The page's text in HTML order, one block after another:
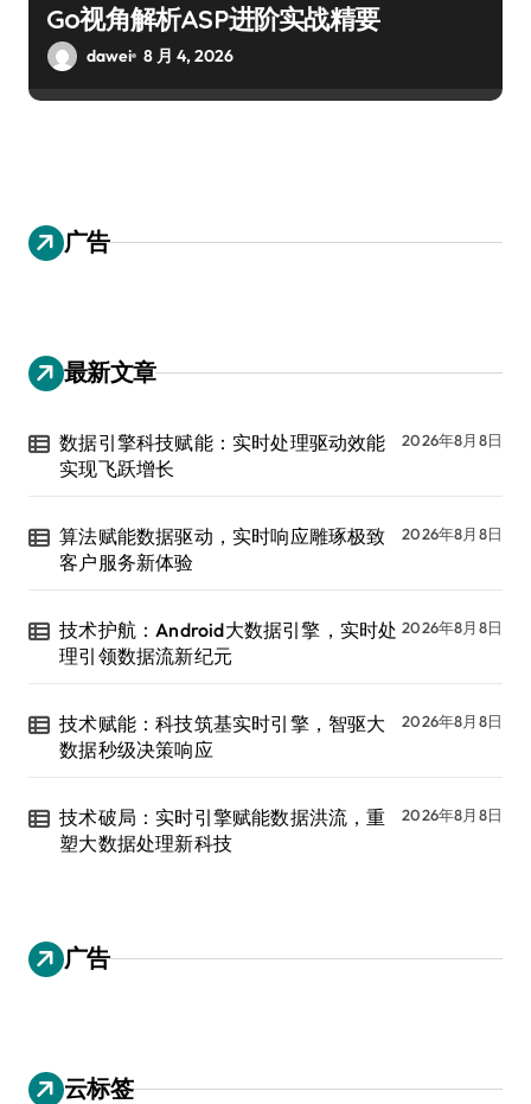
Go视角解析ASP进阶实战精要
dawei 8 月 4, 2026
广告
最新文章
数据引擎科技赋能：实时处理驱动效能
实现飞跃增长
2026年8月8日
算法赋能数据驱动，实时响应雕琢极致
客户服务新体验
2026年8月8日
技术护航：Android大数据引擎，实时处
理引领数据流新纪元
2026年8月8日
技术赋能：科技筑基实时引擎，智驱大
数据秒级决策响应
2026年8月8日
技术破局：实时引擎赋能数据洪流，重
塑大数据处理新科技
2026年8月8日
广告
云标签